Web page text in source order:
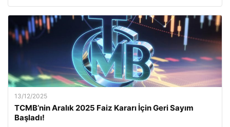
13/12/2025
TCMB’nin Aralık 2025 Faiz Kararı İçin Geri Sayım
Başladı!